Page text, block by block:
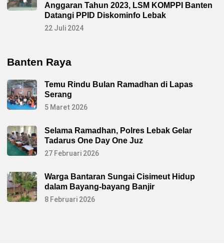
Anggaran Tahun 2023, LSM KOMPPI Banten
Datangi PPID Diskominfo Lebak
22 Juli 2024
Banten Raya
Temu Rindu Bulan Ramadhan di Lapas
Serang
5 Maret 2026
Selama Ramadhan, Polres Lebak Gelar
Tadarus One Day One Juz
27 Februari 2026
Warga Bantaran Sungai Cisimeut Hidup
dalam Bayang-bayang Banjir
8 Februari 2026